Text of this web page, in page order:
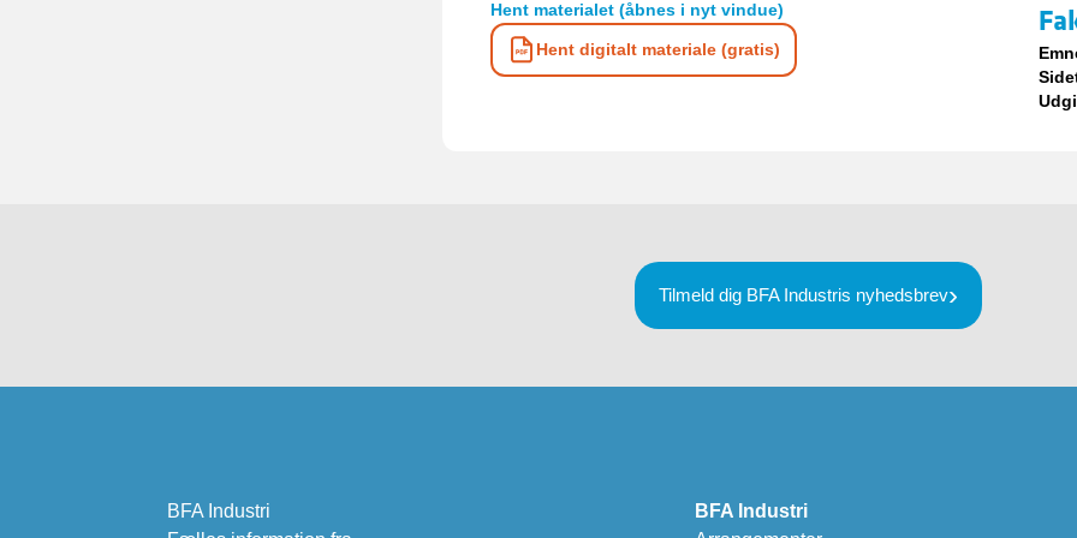
Hent materialet (åbnes i nyt vindue)
Hent digitalt materiale (gratis)
Tilmeld dig BFA Industris nyhedsbrev
BFA Industri
BFA Industri